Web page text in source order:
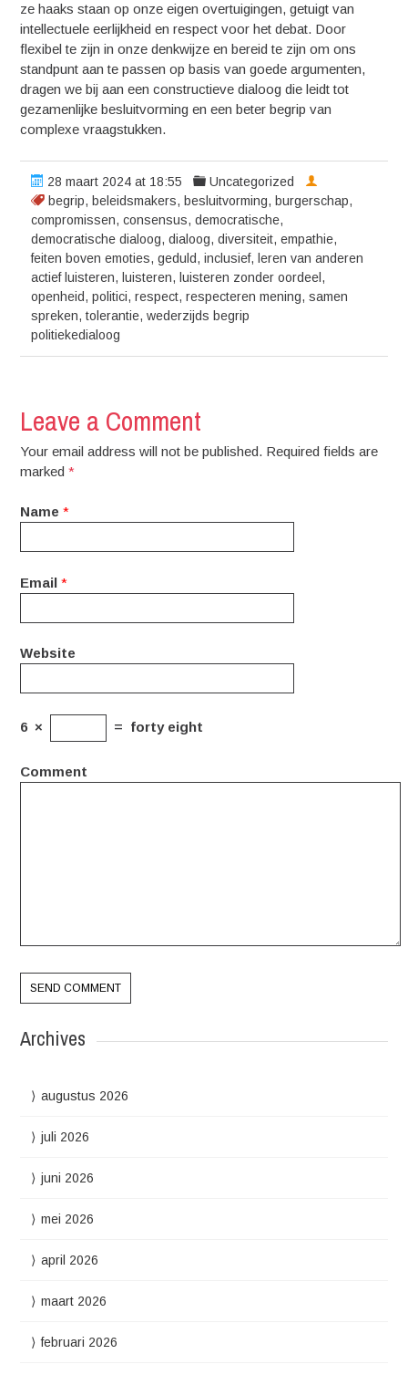
ze haaks staan op onze eigen overtuigingen, getuigt van
intellectuele eerlijkheid en respect voor het debat. Door
flexibel te zijn in onze denkwijze en bereid te zijn om ons
standpunt aan te passen op basis van goede argumenten,
dragen we bij aan een constructieve dialoog die leidt tot
gezamenlijke besluitvorming en een beter begrip van
complexe vraagstukken.
28 maart 2024 at 18:55
Uncategorized
begrip, beleidsmakers, besluitvorming, burgerschap,
compromissen,consensus,democratische,
democratische dialoog,dialoog,diversiteit,empathie,
feiten boven emoties,geduld,inclusief, leren van anderen
actief luisteren, luisteren, luisteren zonder oordeel ,
openheid,politici,respect,respecteren mening,samen
spreken,tolerantie,wederzijds begrip
politiekedialoog
Leave a Comment
Your email address will not be published. Required fields are
marked*
Name *
Email *
Website
6 × = forty eight
Comment
Archives
augustus 2026
juli 2026
juni 2026
mei 2026
april 2026
maart 2026
februari 2026